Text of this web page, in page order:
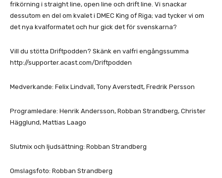
frikörning i straight line, open line och drift line. Vi snackar
dessutom en del om kvalet i DMEC King of Riga; vad tycker vi om
det nya kvalformatet och hur gick det för svenskarna?
Vill du stötta Driftpodden? Skänk en valfri engångssumma
http://supporter.acast.com/Driftpodden
Medverkande: Felix Lindvall, Tony Averstedt, Fredrik Persson
Programledare: Henrik Andersson, Robban Strandberg, Christer
Hägglund, Mattias Laago
Slutmix och ljudsättning: Robban Strandberg
Omslagsfoto: Robban Strandberg